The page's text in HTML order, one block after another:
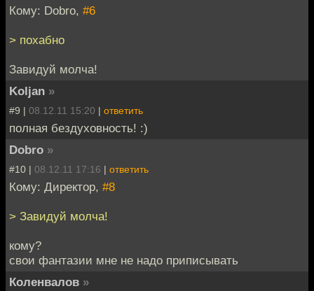
Кому: Dobro, #6
> похабно
Завидуй молча!
Koljan »
#9 | 08.12.11 15:20 | ответить
полная бездуховность! :)
Dobro »
#10 | 08.12.11 17:16 | ответить
Кому: Директор, #8
> Завидуй молча!
кому?
свои фантазии мне не надо приписывать
Коленвалов »